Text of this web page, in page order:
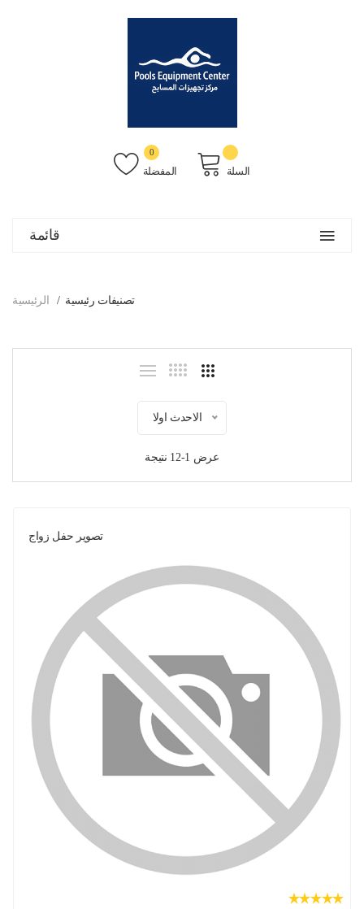
المفضلة
0
السلة
قائمة
الرئيسية تصنيفات رئيسية
الاحدث اولا
عرض 1-12 نتيجة
تصوير حفل زواج